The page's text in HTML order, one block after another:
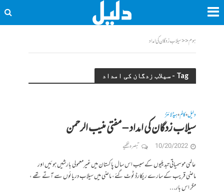
ہوم<<سیلاب زدگان کی امداد
Tag - سیلاب زدگان کی امداد
دلیل•کالم•ہیڈلائنز
سیلاب زدگان کی امداد – مفتی منیب الرحمن
10/20/2022 تبصرہ لکھیے
عالمی موسمیاتی تبدیلیوں کے سبب اس سال پاکستان میں غیرمعمولی بارشیں ہوئیں اور
ماضی قریب کے سارے ریکارڈ ٹوٹ گئے، ماضی میں سیلاب دریائوں سے آتے تھے ،
مگر اس بار...